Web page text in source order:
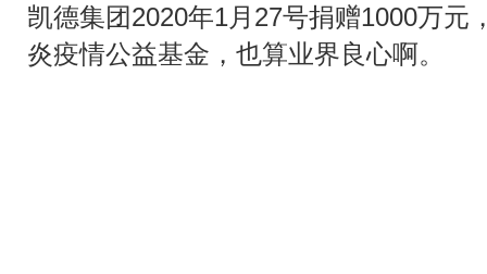
凯德集团2020年1月27号捐赠1000万元
炎疫情公益基金，也算业界良心啊。